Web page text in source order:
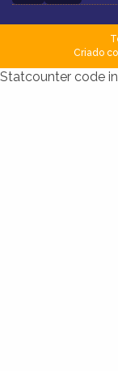
Criado
Statcounter code